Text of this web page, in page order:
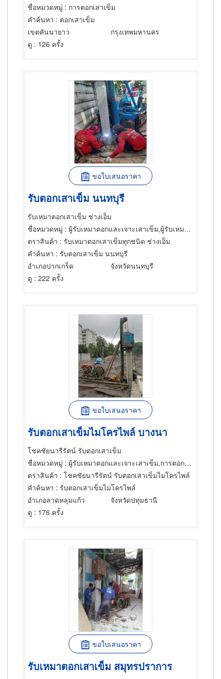
ชื่อหมวดหมู่ : การตอกเสาเข็ม
คำค้นหา : ตอกเสาเข็ม
เขตคันนายาว
กรุงเทพมหานคร
ดู : 126 ครั้ง
ขอใบเสนอราคา
รับตอกเสาเข็ม นนทบุรี
รับเหมาตอกเสาเข็ม ช่างเอ็ม
ชื่อหมวดหมู่ : ผู้รับเหมาตอกและเจาะเสาเข็ม,ผู้รับเหมาตอกและเจาะเสาเข็ม,การตอกเสาเข็ม
ตราสินค้า : รับเหมาตอกเสาเข็มทุกชนิด ช่างเอ็ม
คำค้นหา : รับตอกเสาเข็ม นนทบุรี
อำเภอปากเกร็ด
จังหวัดนนทบุรี
ดู : 222 ครั้ง
ขอใบเสนอราคา
รับตอกเสาเข็มไมโครไพล์ บางนา
โชคชัยนารีรัตน์ รับตอกเสาเข็ม
ชื่อหมวดหมู่ : ผู้รับเหมาตอกและเจาะเสาเข็ม,การตอกเสาเข็ม,ผู้รับเหมาตอกและเจาะเสาเข็ม
ตราสินค้า : โชคชัยนารีรัตน์ รับตอกเสาเข็มไมโครไพล์
คำค้นหา : รับตอกเสาเข็มไมโครไพล์
อำเภอลาดหลุมแก้ว
จังหวัดปทุมธานี
ดู : 176 ครั้ง
ขอใบเสนอราคา
รับเหมาตอกเสาเข็ม สมุทรปราการ